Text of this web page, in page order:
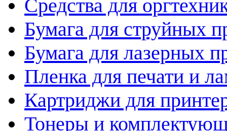
Средства для
Бумага для струйных
Бумага для лазерных
Пленка для печати и
Картриджи для
Тонеры и